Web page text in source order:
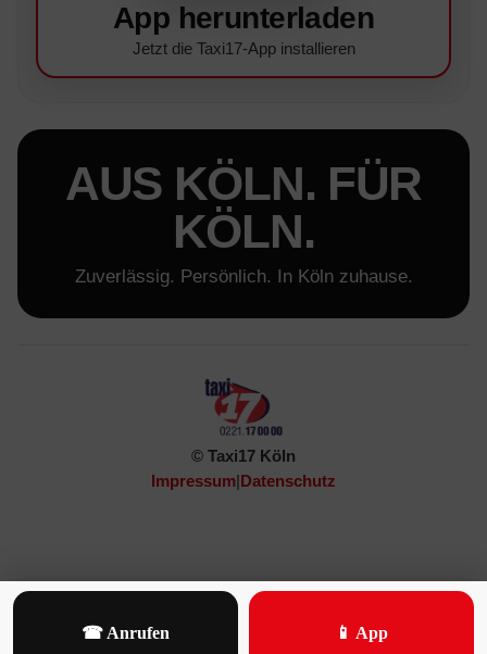
App herunterladen
Jetzt die Taxi17-App installieren
AUS KÖLN. FÜR
KÖLN.
Zuverlässig. Persönlich. In Köln zuhause.
© Taxi17 Köln
Impressum|Datenschutz
☎ Anrufen 📱 App